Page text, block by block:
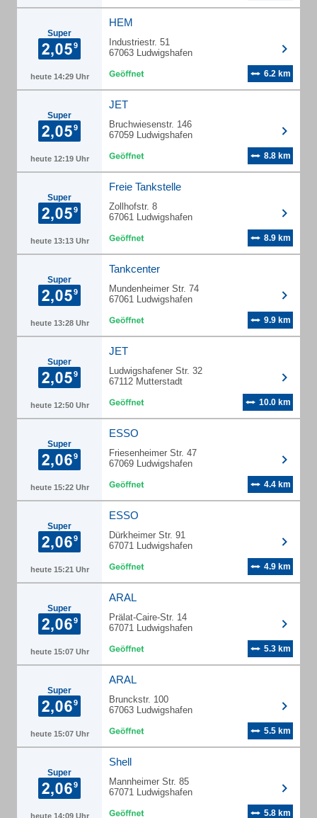
Super
heute 14:29 Uhr
HEM
Industriestr. 51
67063 Ludwigshafen
6.2 km
Super
heute 12:19 Uhr
JET
Bruchwiesenstr. 146
67059 Ludwigshafen
8.8 km
Super
heute 13:13 Uhr
Freie Tankstelle
Zollhofstr. 8
67061 Ludwigshafen
8.9 km
Super
heute 13:28 Uhr
Tankcenter
Mundenheimer Str. 74
67061 Ludwigshafen
9.9 km
Super
heute 12:50 Uhr
JET
Ludwigshafener Str. 32
67112 Mutterstadt
10.0 km
Super
heute 15:22 Uhr
ESSO
Friesenheimer Str. 47
67069 Ludwigshafen
4.4 km
Super
heute 15:21 Uhr
ESSO
Dürkheimer Str. 91
67071 Ludwigshafen
4.9 km
Super
heute 15:07 Uhr
ARAL
Prälat-Caire-Str. 14
67071 Ludwigshafen
5.3 km
Super
heute 15:07 Uhr
ARAL
Brunckstr. 100
67063 Ludwigshafen
5.5 km
Super
heute 14:09 Uhr
Shell
Mannheimer Str. 85
67071 Ludwigshafen
5.8 km